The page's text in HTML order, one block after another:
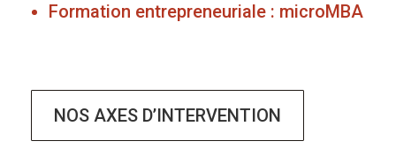
Formation entrepreneuriale : microMBA
NOS AXES D’INTERVENTION